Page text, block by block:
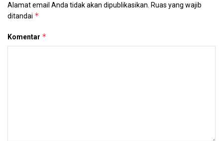
Alamat email Anda tidak akan dipublikasikan. Ruas yang wajib
ditandai *
Komentar *